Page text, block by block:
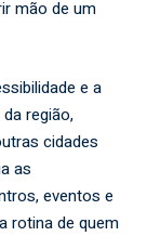
mão de um
e a
região,
cidades
as
eventos e
rotina de quem